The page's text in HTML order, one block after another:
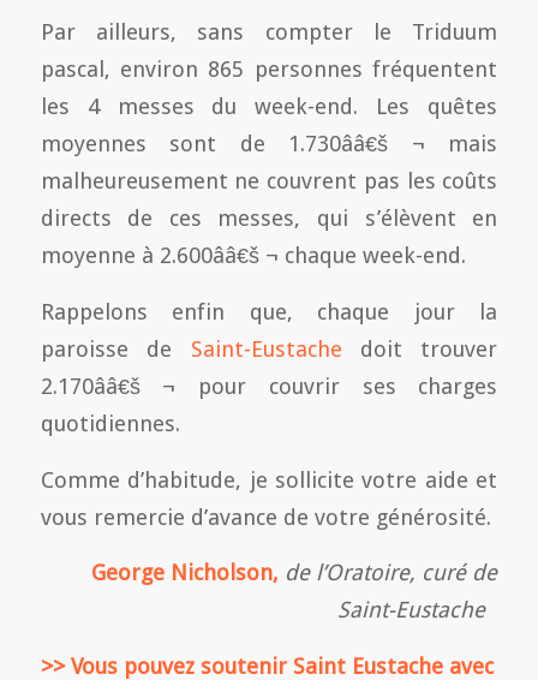
Par ailleurs, sans compter le Triduum
pascal, environ 865 personnes fréquentent
les 4 messes du week-end. Les quêtes
moyennes sont de 1.730ââ€š ¬ mais
malheureusement ne couvrent pas les coûts
directs de ces messes, qui s’élèvent en
moyenne à 2.600ââ€š ¬ chaque week-end.
Rappelons enfin que, chaque jour la
paroisse de Saint-Eustache doit trouver
2.170ââ€š ¬ pour couvrir ses charges
quotidiennes.
Comme d’habitude, je sollicite votre aide et
vous remercie d’avance de votre générosité.
George Nicholson, de l’Oratoire, curé de
Saint-Eustache
>> Vous pouvez soutenir Saint Eustache avec